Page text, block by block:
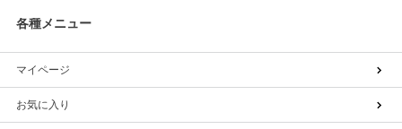
各種メニュー
マイページ
お気に入り